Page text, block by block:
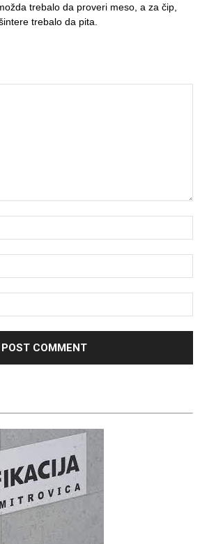
trebalo da proveri meso, a za čip,
trebalo da pita.